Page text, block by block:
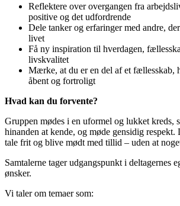
Reflektere over overgangen fra
positive og det udfordrende
Dele tanker og erfaringer med andre,
livet
Få ny inspiration til hverdagen,
livskvalitet
Mærke, at du er en del af et fællesskab,
åbent og fortroligt
Hvad kan du forvente?
Gruppen mødes i en uformel og lukket kreds,
hinanden at kende, og møde gensidig respekt.
tale frit og blive mødt med tillid – uden at
Samtalerne tager udgangspunkt i deltagernes
ønsker.
Vi taler om temaer som: